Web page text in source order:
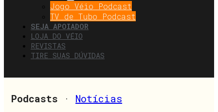
Jogo Véio Podcast
TV de Tubo Podcast
SEJA APOIADOR
LOJA DO VÉIO
REVISTAS
TIRE SUAS DÚVIDAS
Podcasts · Notícias